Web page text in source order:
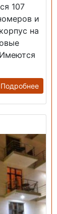
107
и
на
Подробнее